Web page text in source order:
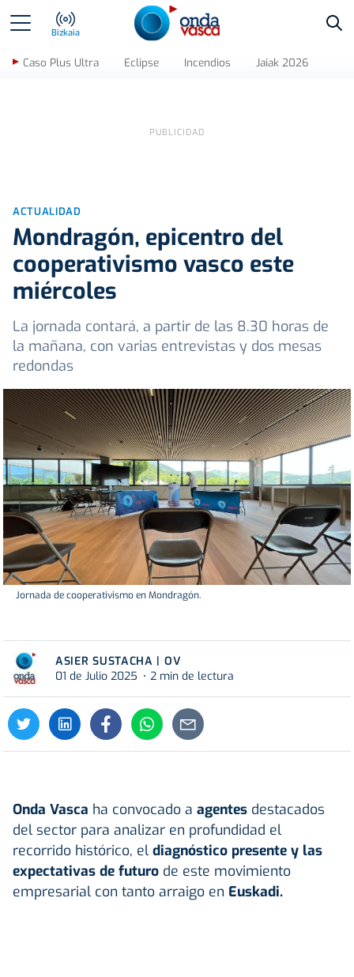
Bizkaia
Caso Plus Ultra Eclipse Incendios Jaiak 2026
ACTUALIDAD
Mondragón, epicentro del
cooperativismo vasco este
miércoles
La jornada contará, a partir de las 8.30 horas de
la mañana, con varias entrevistas y dos mesas
redondas
Jornada de cooperativismo en Mondragón.
ASIER SUSTACHA | OV
01 de Julio 2025
2 min de lectura
Onda Vasca ha convocado a agentes destacados
del sector para analizar en profundidad el
recorrido histórico, el diagnóstico presente y las
expectativas de futuro de este movimiento
empresarial con tanto arraigo en Euskadi.